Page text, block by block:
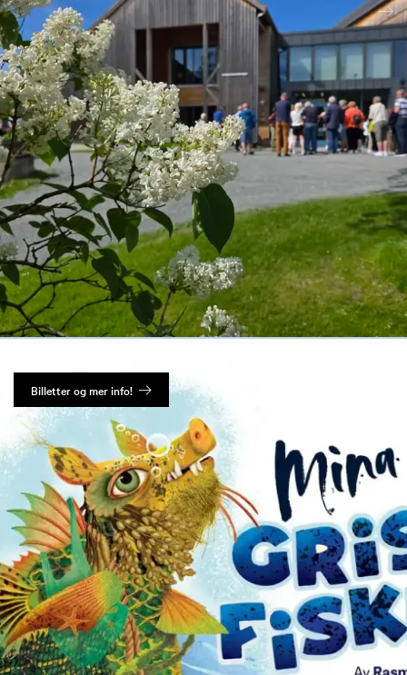
Billetter og mer info!